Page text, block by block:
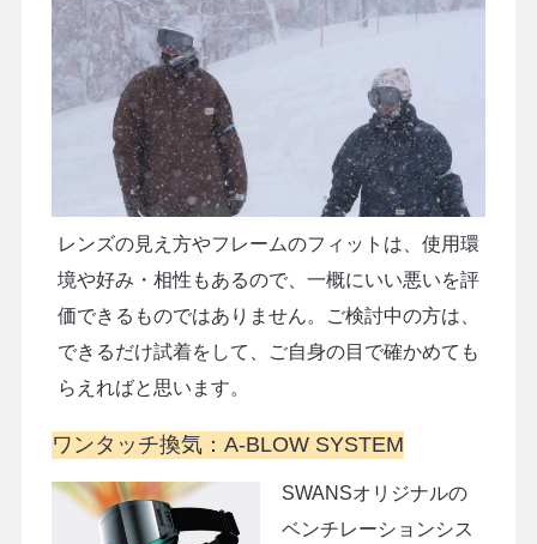
レンズの見え方やフレームのフィットは、使用環
境や好み・相性もあるので、一概にいい悪いを評
価できるものではありません。ご検討中の方は、
できるだけ試着をして、ご自身の目で確かめても
らえればと思います。
ワンタッチ換気：A-BLOW SYSTEM
SWANSオリジナルの
ベンチレーションシス